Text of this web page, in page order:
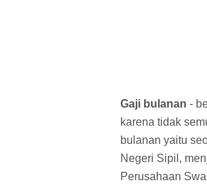
Gaji bulanan -
karena tidak
bulanan yaitu
Negeri Sipil,
Perusahaan